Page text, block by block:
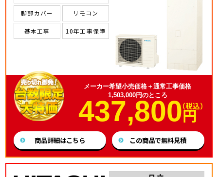
脚部カバー リモコン
基本工事 10年工事保障
メーカー希望小売価格＋通常工事価格
1,503,000円のところ
437,800円
（税込）
商品詳細はこちら この商品で無料見積